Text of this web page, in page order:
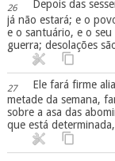
26
Depois das
já não estará; e o
e o santuário, e o
guerra; desolações
27
Ele fará firme
metade da semana,
sobre a asa das
que está